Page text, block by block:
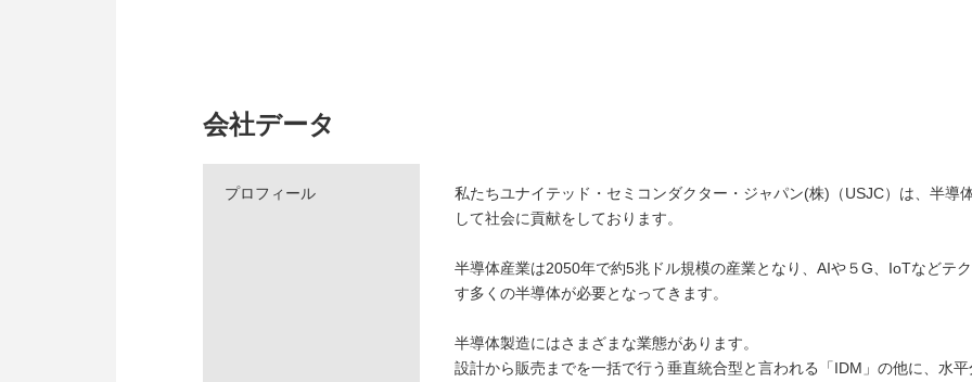
会社データ
プロフィール
私たちユナイテッド・セミコンダクター・ジャパン(株)（USJC）は、半導
して社会に貢献をしております。
半導体産業は2050年で約5兆ドル規模の産業となり、AIや５G、IoTなどテ
す多くの半導体が必要となってきます。
半導体製造にはさまざまな業態があります。
設計から販売までを一括で行う垂直統合型と言われる「IDM」の他に、水